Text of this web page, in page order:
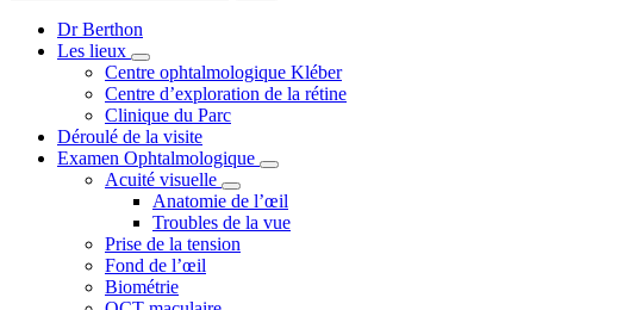
Dr Berthon
Les lieux
Centre ophtalmologique Kléber
Centre d’exploration de la rétine
Clinique du Parc
Déroulé de la visite
Examen Ophtalmologique
Acuité visuelle
Anatomie de l’œil
Troubles de la vue
Prise de la tension
Fond de l’œil
Biométrie